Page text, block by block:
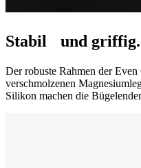
Stabil und griffig.
Der robuste Rahmen der Even
verschmolzenen
Silikon machen die